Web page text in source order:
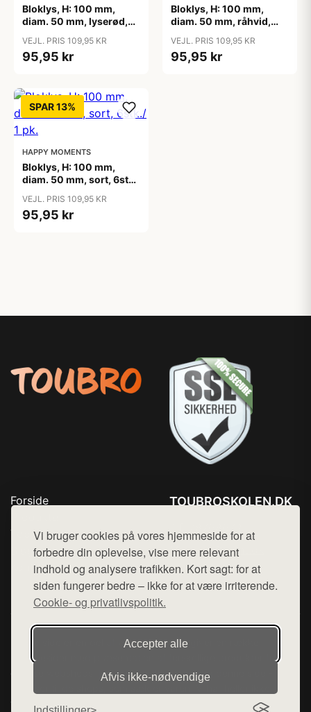
Vi bruger cookies på vores hjemmeside for at
forbedre din oplevelse, vise mere relevant
indhold og analysere trafikken. Kort sagt: for at
siden fungerer bedre – ikke for at være irriterende.
Cookie- og privatlivspolitik.
Accepter alle
Afvis ikke‑nødvendige
Bloklys, H: 100 mm,
diam. 50 mm, lyserød,
VEJL. PRIS 109,95 KR
95,95 kr
Bloklys, H: 100 mm,
diam. 50 mm, råhvid,
VEJL. PRIS 109,95 KR
95,95 kr
SPAR 13%
HAPPY MOMENTS
Bloklys, H: 100 mm,
diam. 50 mm, sort, 6stk./
VEJL. PRIS 109,95 KR
95,95 kr
Forside
Top Rabatter
Blog
Kontakt
TOUBROSKOLEN.DK
Mail: hej@want.dk
Cookie- og privatlivspolitik
Denne side er en del af want.dk, der udgiver en række
hjemmesider med præsentation af forskellige produkter fra
diverse webshops. Der sælges ikke varer fra denne side - vi
henviser til de shops, som sælger varen. Vi har heller ikke
varerne på lager.